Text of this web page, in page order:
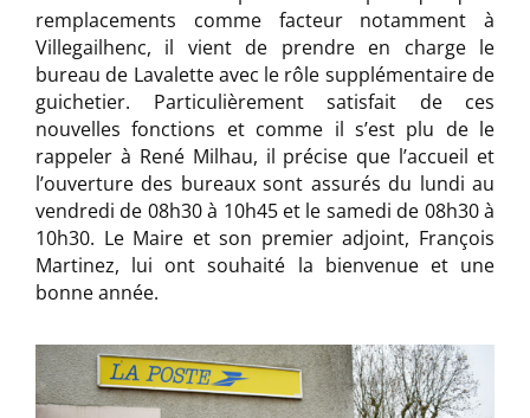
remplacements comme facteur notamment à
Villegailhenc, il vient de prendre en charge le
bureau de Lavalette avec le rôle supplémentaire de
guichetier. Particulièrement satisfait de ces
nouvelles fonctions et comme il s’est plu de le
rappeler à René Milhau, il précise que l’accueil et
l’ouverture des bureaux sont assurés du lundi au
vendredi de 08h30 à 10h45 et le samedi de 08h30 à
10h30. Le Maire et son premier adjoint, François
Martinez, lui ont souhaité la bienvenue et une
bonne année.